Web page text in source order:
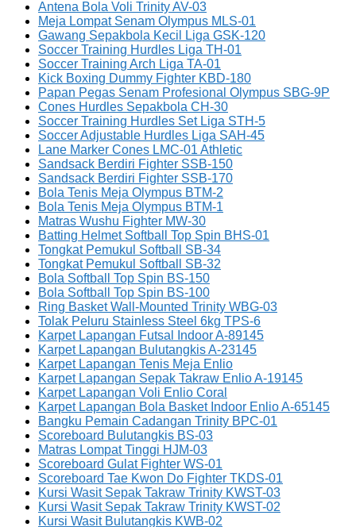
Antena Bola Voli Trinity AV-03
Meja Lompat Senam Olympus MLS-01
Gawang Sepakbola Kecil Liga GSK-120
Soccer Training Hurdles Liga TH-01
Soccer Training Arch Liga TA-01
Kick Boxing Dummy Fighter KBD-180
Papan Pegas Senam Profesional Olympus SBG-9P
Cones Hurdles Sepakbola CH-30
Soccer Training Hurdles Set Liga STH-5
Soccer Adjustable Hurdles Liga SAH-45
Lane Marker Cones LMC-01 Athletic
Sandsack Berdiri Fighter SSB-150
Sandsack Berdiri Fighter SSB-170
Bola Tenis Meja Olympus BTM-2
Bola Tenis Meja Olympus BTM-1
Matras Wushu Fighter MW-30
Batting Helmet Softball Top Spin BHS-01
Tongkat Pemukul Softball SB-34
Tongkat Pemukul Softball SB-32
Bola Softball Top Spin BS-150
Bola Softball Top Spin BS-100
Ring Basket Wall-Mounted Trinity WBG-03
Tolak Peluru Stainless Steel 6kg TPS-6
Karpet Lapangan Futsal Indoor A-89145
Karpet Lapangan Bulutangkis A-23145
Karpet Lapangan Tenis Meja Enlio
Karpet Lapangan Sepak Takraw Enlio A-19145
Karpet Lapangan Voli Enlio Coral
Karpet Lapangan Bola Basket Indoor Enlio A-65145
Bangku Pemain Cadangan Trinity BPC-01
Scoreboard Bulutangkis BS-03
Matras Lompat Tinggi HJM-03
Scoreboard Gulat Fighter WS-01
Scoreboard Tae Kwon Do Fighter TKDS-01
Kursi Wasit Sepak Takraw Trinity KWST-03
Kursi Wasit Sepak Takraw Trinity KWST-02
Kursi Wasit Bulutangkis KWB-02